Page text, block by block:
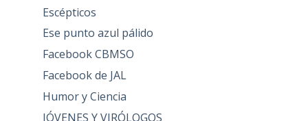
Escépticos
Ese punto azul pálido
Facebook CBMSO
Facebook de JAL
Humor y Ciencia
JÓVENES Y VIRÓLOGOS